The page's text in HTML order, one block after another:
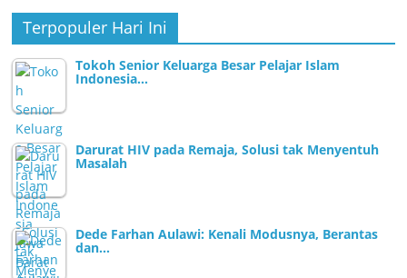
Terpopuler Hari Ini
Tokoh Senior Keluarga Besar Pelajar Islam
Indonesia…
Darurat HIV pada Remaja, Solusi tak Menyentuh
Masalah
Dede Farhan Aulawi: Kenali Modusnya, Berantas
dan…